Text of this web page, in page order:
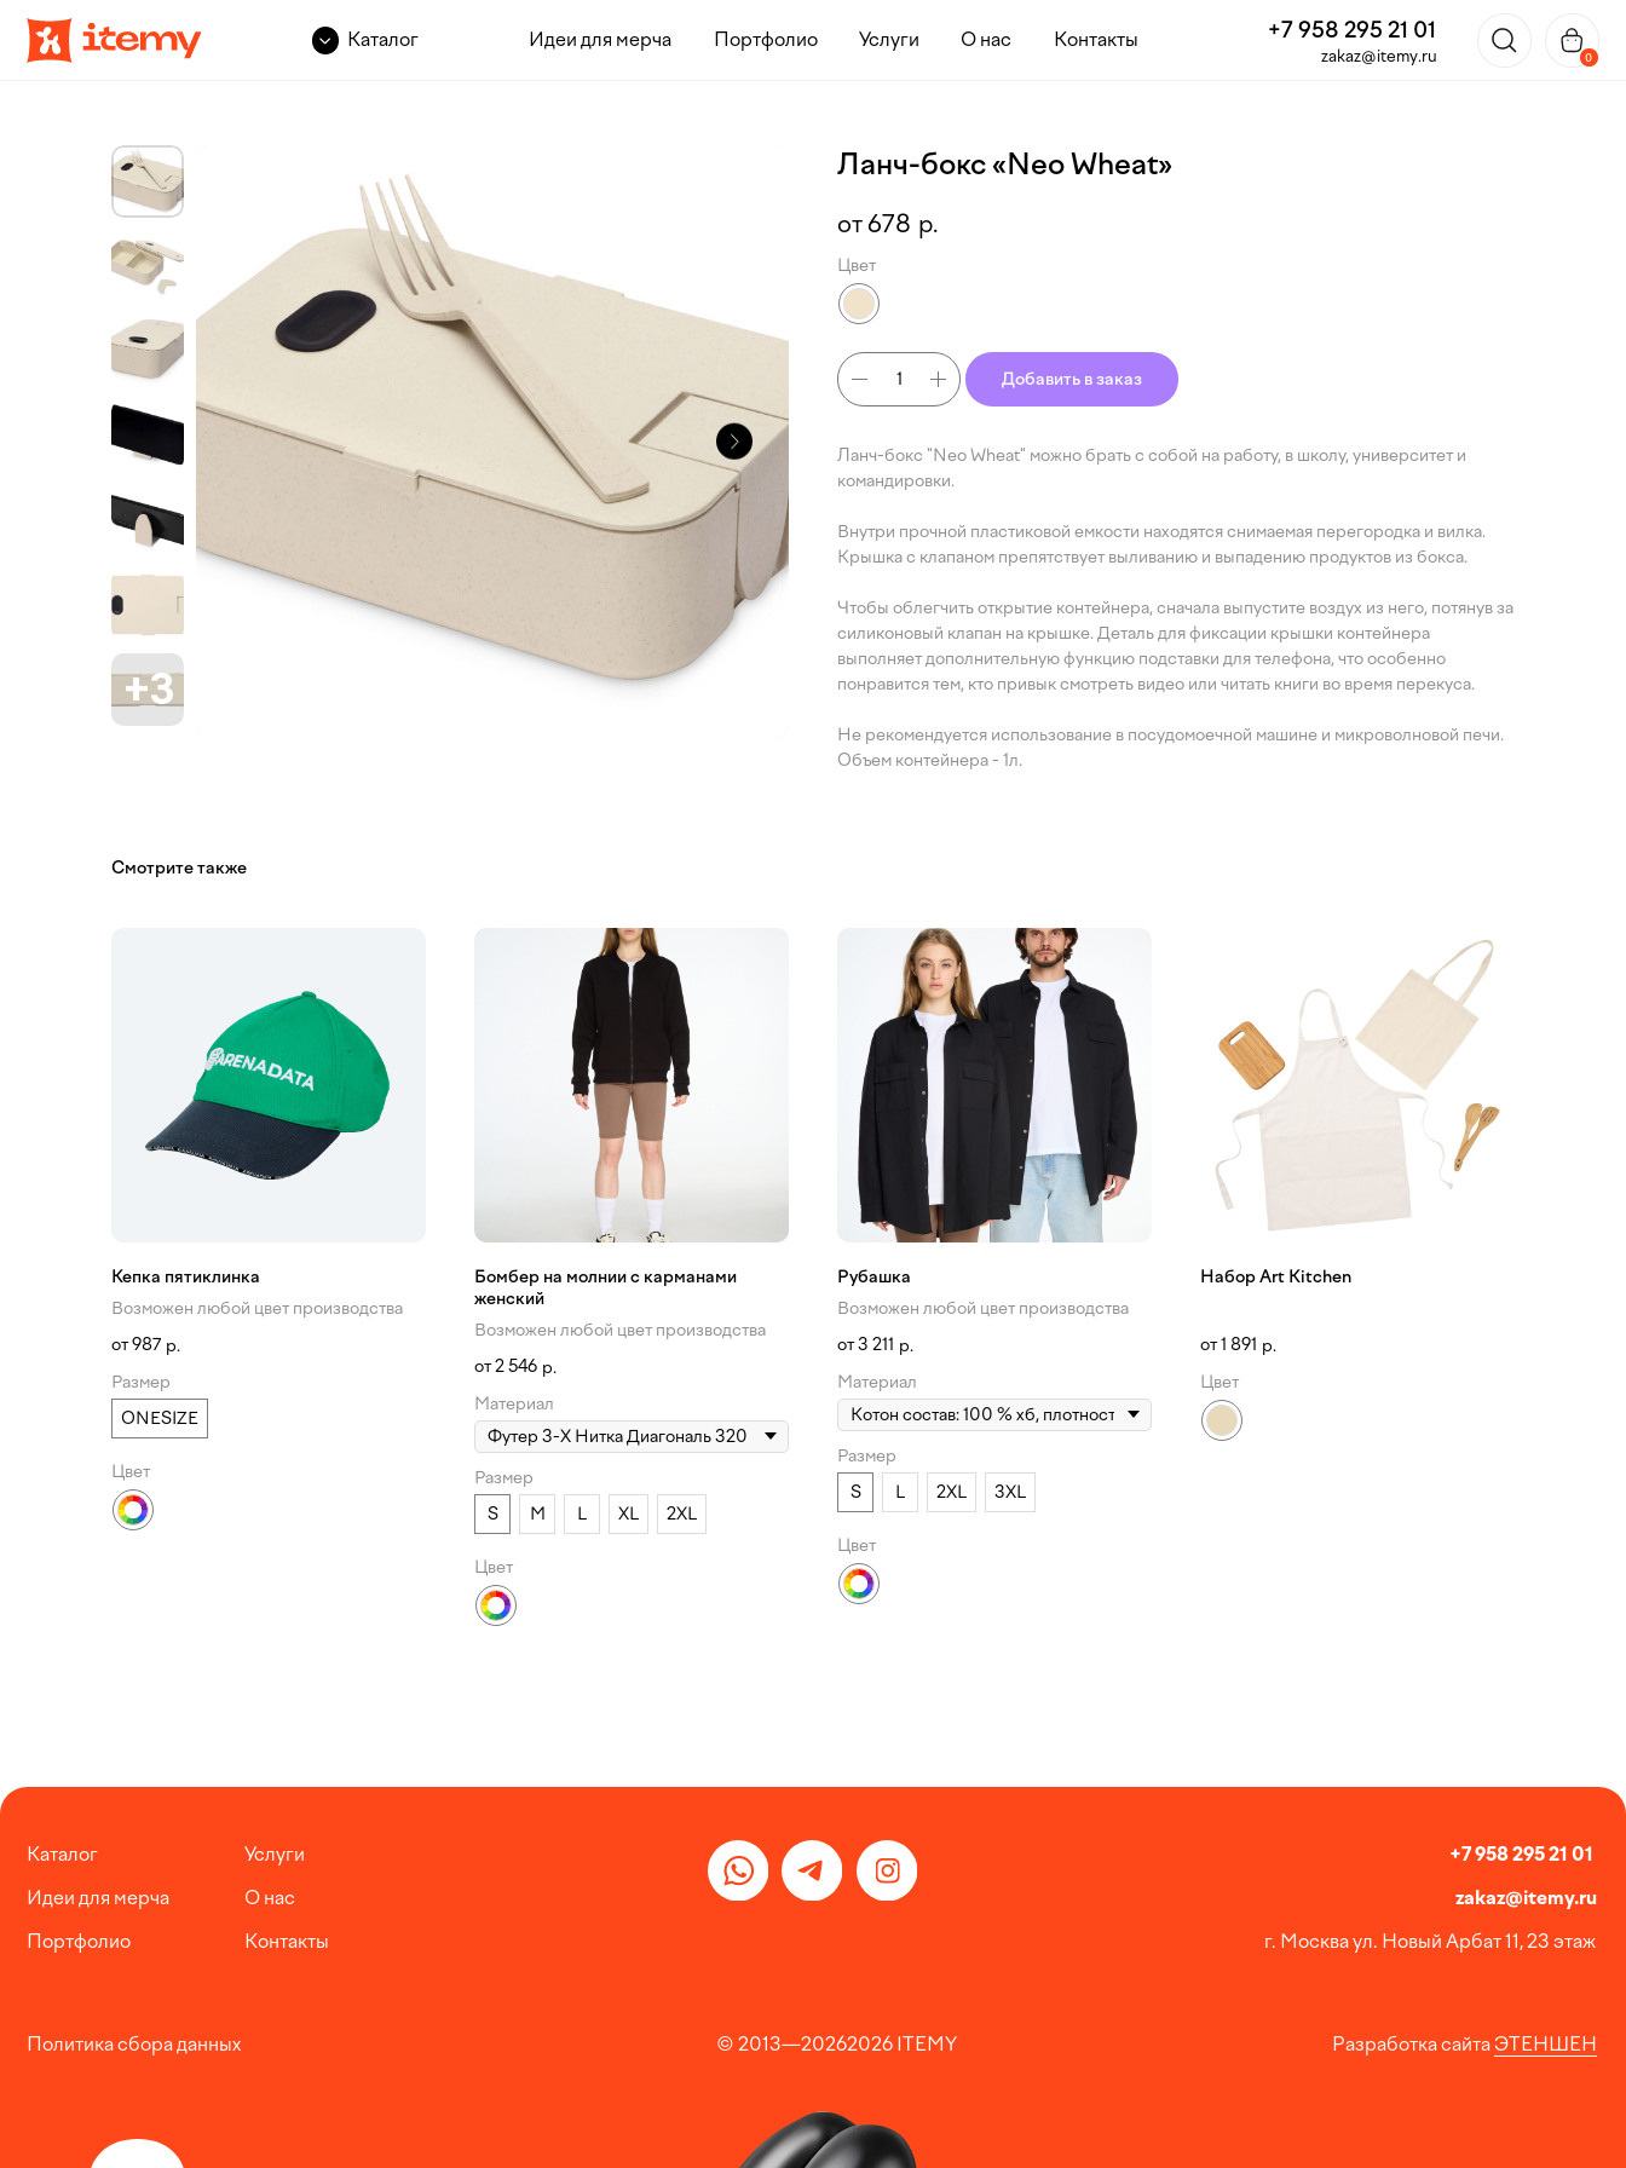
Каталог Идеи для мерча Портфолио Услуги +7 958 295 21 01
Контакты
О нас
0
Ланч-бокс «Neo Wheat»
678 р.
Цвет
Добавить в заказ
Ланч-бокс "Neo Wheat" можно брать с собой на работу, в школу, университет и
командировки.
Внутри прочной пластиковой емкости находятся снимаемая перегородка и вилка.
Крышка с клапаном препятствует выливанию и выпадению продуктов из бокса.
Чтобы облегчить открытие контейнера, сначала выпустите воздух из него, потянув за
силиконовый клапан на крышке. Деталь для фиксации крышки контейнера
выполняет дополнительную функцию подставки для телефона, что особенно
понравится тем, кто привык смотреть видео или читать книги во время перекуса.
Не рекомендуется использование в посудомоечной машине и микроволновой печи.
Объем контейнера - 1л.
Смотрите также
Кепка пятиклинка
Возможен любой цвет производства
987 р.
Размер
ONESIZE
Цвет
Бомбер на молнии с карманами
женский
Возможен любой цвет производства
2 546 р.
Материал
Размер
S
M L XL 2XL
Цвет
Рубашка
Возможен любой цвет производства
3 211 р.
Материал
Размер
S
L 2XL 3XL
Цвет
Набор Art Kitchen
1 891 р.
Цвет